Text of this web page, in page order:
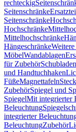
rechteckig
Seitenschränke
Seitenschränke
Hochschränke
Mittelhochschränke
Hängeschränke
MöbelWandablagen
für Zubehör
und Handtuchhaken
FüßeMagnettafeln
ZubehörSpiegel und
SpiegelMit integrierter
Beleuchtung
integrierter
BeleuchtungZubehör